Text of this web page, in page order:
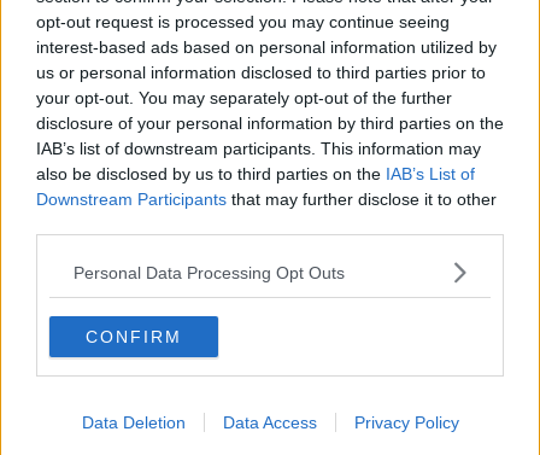
opt-out request is processed you may continue seeing
interest-based ads based on personal information utilized by
us or personal information disclosed to third parties prior to
your opt-out. You may separately opt-out of the further
disclosure of your personal information by third parties on the
IAB’s list of downstream participants. This information may
also be disclosed by us to third parties on the IAB’s List of
Downstream Participants that may further disclose it to other
Personal Data Processing Opt Outs
CONFIRM
Data Deletion Data Access Privacy Policy
Ultimo
​L’urlo e gli inglesi
Carrà
Può darsi
Europei
Acciaio
Il Presidente
​Il Giro
Insopportabile
​Ci vuole Fedez
​Cronaca di un vaccino annunciato
​Liberazione
Esternazioni
Vaxzevria
​Ricorrenze e celebrazioni